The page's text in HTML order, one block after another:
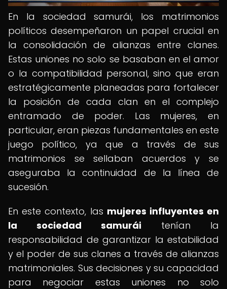
En la sociedad samurái, los matrimonios
políticos desempeñaron un papel crucial en
la consolidación de alianzas entre clanes.
Estas uniones no solo se basaban en el amor
o la compatibilidad personal, sino que eran
estratégicamente planeadas para fortalecer
la posición de cada clan en el complejo
entramado de poder. Las mujeres, en
particular, eran piezas fundamentales en este
juego político, ya que a través de sus
matrimonios se sellaban acuerdos y se
aseguraba la continuidad de la línea de
sucesión.
En este contexto, las mujeres influyentes en
la sociedad samurái tenían la
responsabilidad de garantizar la estabilidad
y el poder de sus clanes a través de alianzas
matrimoniales. Sus decisiones y su capacidad
para negociar estas uniones no solo